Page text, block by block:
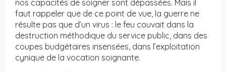
nos capacités de soigner sont dépassées. Mais il
faut rappeler que de ce point de vue, la guerre ne
résulte pas que d’un virus : le feu couvait dans la
destruction méthodique du service public, dans des
coupes budgétaires insensées, dans l’exploitation
cynique de la vocation soignante.